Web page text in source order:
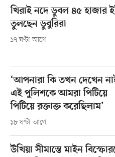
খিরাই নদে ডুবল ৪৫ হাজার
তুলছেন ডুবুরিরা
১৭ ঘণ্টা আগে
‘আপনারা কি তখন দেখেন
এই পুলিশকে আমরা পিটিয়ে
পিটিয়ে রক্তাক্ত করেছিলাম’
১৮ ঘণ্টা আগে
উখিয়া সীমান্তে মাইন